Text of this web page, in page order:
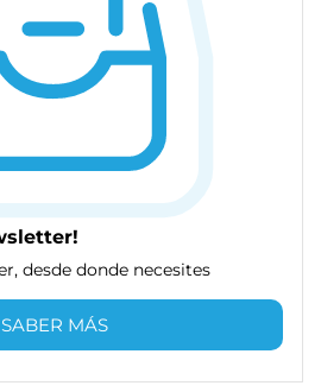
desde donde necesites
SABER MÁS